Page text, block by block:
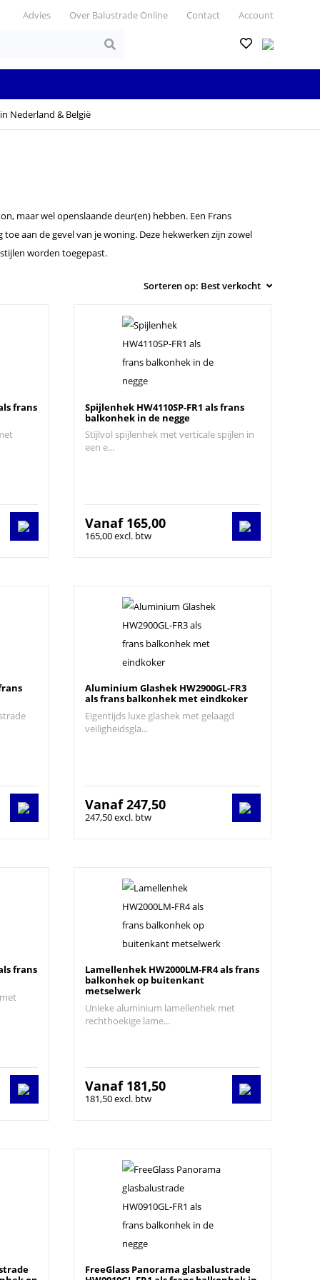
Advies Over Balustrade Online Contact Account
Nederland & België
maar wel openslaande deur(en) hebben. Een Frans
aan de gevel van je woning. Deze hekwerken zijn zowel
worden toegepast.
frans
Spijlenhek HW4110SP-FR1 als frans
balkonhek in de negge
Stijlvol spijlenhek met verticale spijlen in
een e...
Vanaf 165,00
165,00 excl. btw
Aluminium Glashek HW2900GL-FR3
als frans balkonhek met eindkoker
Eigentijds luxe glashek met gelaagd
veiligheidsgla...
Vanaf247,50
247,50 excl. btw
frans
Lamellenhek HW2000LM-FR4 als frans
balkonhek op buitenkant
metselwerk
Unieke aluminium lamellenhek met
rechthoekige lame...
Vanaf 181,50
181,50 excl. btw
FreeGlass Panorama glasbalustrade